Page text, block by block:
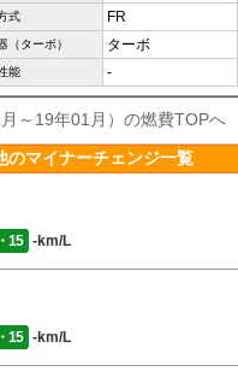
式 FR
（ターボ） ターボ
能 -
～19年01月）の燃費TOPへ
のマイナーチェンジ一覧
15 -km/L
15 -km/L